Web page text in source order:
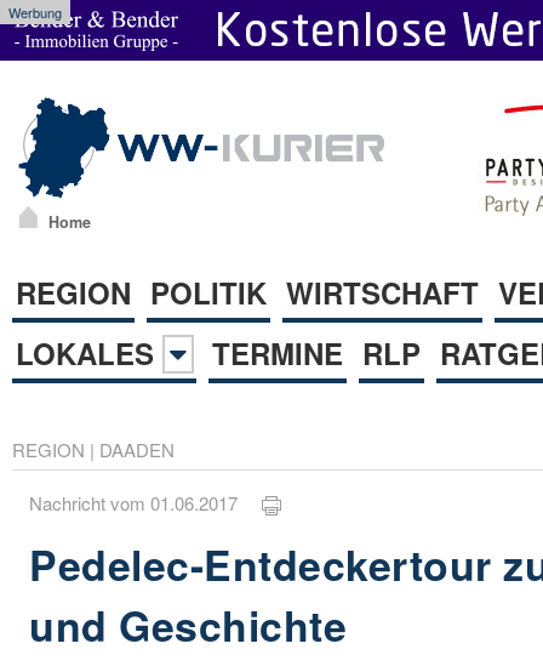
Werbung
Home
REGION POLITIK WIRTSCHAFT
LOKALES
TERMINE RLP
REGION | DAADEN
Nachricht vom 01.06.2017
Pedelec-Entdeckertour
und Geschichte